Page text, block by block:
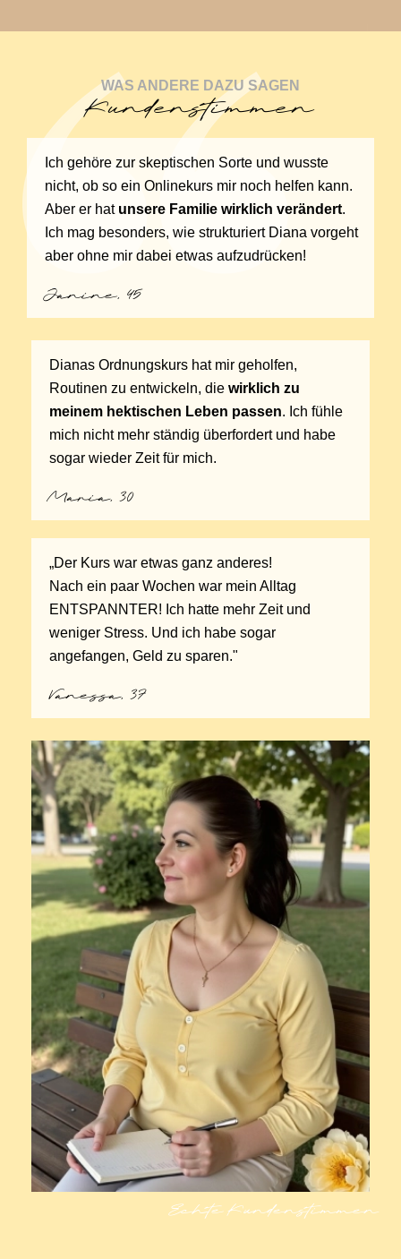
WAS ANDERE DAZU SAGEN
Kundenstimmen
Ich gehöre zur skeptischen Sorte und wusste
nicht, ob so ein Onlinekurs mir noch helfen kann.
Aber er hat unsere Familie wirklich verändert.
Ich mag besonders, wie strukturiert Diana vorgeht
aber ohne mir dabei etwas aufzudrücken!
Janine, 45
Dianas Ordnungskurs hat mir geholfen,
Routinen zu entwickeln, die wirklich zu
meinem hektischen Leben passen. Ich fühle
mich nicht mehr ständig überfordert und habe
sogar wieder Zeit für mich.
Maria, 30
„Der Kurs war etwas ganz anderes!
Nach ein paar Wochen war mein Alltag
ENTSPANNTER! Ich hatte mehr Zeit und
weniger Stress. Und ich habe sogar
angefangen, Geld zu sparen."
Vanessa, 37
Echte Kundenstimmen